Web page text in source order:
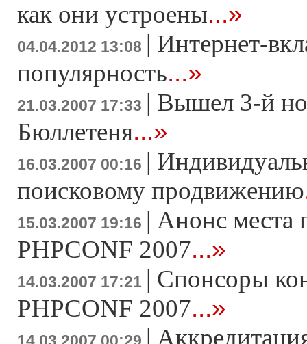
как они устроены...»
04.04.2012 13:08 | Интернет-
популярность...»
21.03.2007 17:33 | Вышел 3-й
Бюллетеня...»
16.03.2007 00:16 |
поисковому продвижению
15.03.2007 19:16 | Анонс места
PHPCONF 2007...»
14.03.2007 17:21 | Спонсоры
PHPCONF 2007...»
|